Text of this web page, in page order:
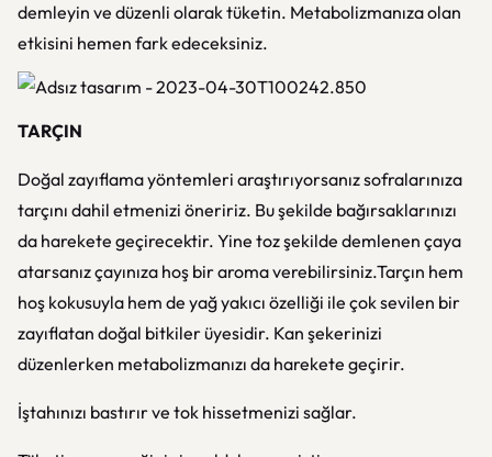
demleyin ve düzenli olarak tüketin. Metabolizmanıza olan
etkisini hemen fark edeceksiniz.
TARÇIN
Doğal zayıflama yöntemleri araştırıyorsanız sofralarınıza
tarçını dahil etmenizi öneririz. Bu şekilde bağırsaklarınızı
da harekete geçirecektir. Yine toz şekilde demlenen çaya
atarsanız çayınıza hoş bir aroma verebilirsiniz.Tarçın hem
hoş kokusuyla hem de yağ yakıcı özelliği ile çok sevilen bir
zayıflatan doğal bitkiler üyesidir. Kan şekerinizi
düzenlerken metabolizmanızı da harekete geçirir.
İştahınızı bastırır ve tok hissetmenizi sağlar.